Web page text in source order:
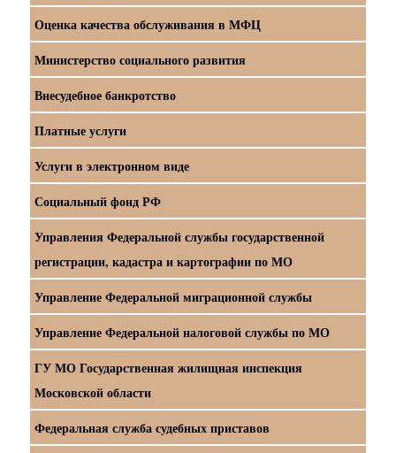
Оценка качества обслуживания в МФЦ
Министерство социального развития
Внесудебное банкротство
Платные услуги
Услуги в электронном виде
Социальный фонд РФ
Управления Федеральной службы государственной
регистрации, кадастра и картографии по МО
Управление Федеральной миграционной службы
Управление Федеральной налоговой службы по МО
ГУ МО Государственная жилищная инспекция
Московской области
Федеральная служба судебных приставов